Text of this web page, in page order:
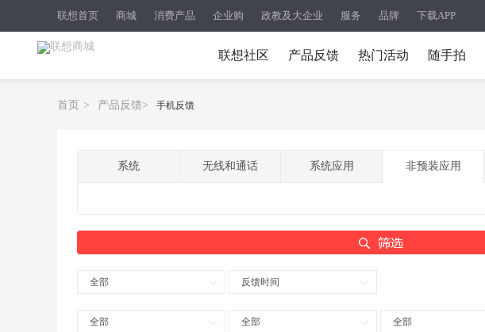
联想首页 商城 消费产品 企业购 政教及大企业 服务 品牌 下载APP
联想社区 产品反馈 热门活动 随手拍
首页 > 产品反馈> 手机反馈
系统 无线和通话 系统应用 非预装应用
全部 反馈时间
全部 全部 全部